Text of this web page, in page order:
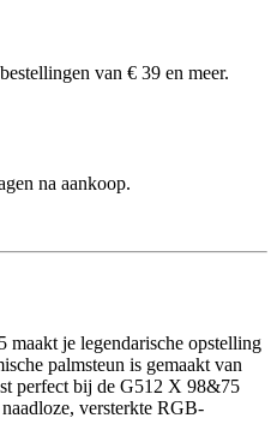
van € 39 en meer.
na aankoop.
je legendarische opstelling
palmsteun is gemaakt van
perfect bij de G512 X 98&75
versterkte RGB-